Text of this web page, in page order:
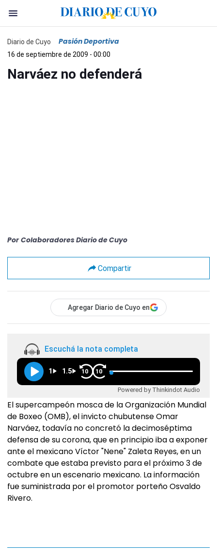
Diario de Cuyo Pasión Deportiva
16 de septiembre de 2009 - 00:00
Narváez no defenderá
Por Colaboradores Diario de Cuyo
Compartir
Agregar Diario de Cuyo en
Escuchá la nota completa
1 1.5 10 10
Powered by Thinkindot Audio
El supercampeón mosca de la Organización Mundial
de Boxeo (OMB), el invicto chubutense Omar
Narváez, todavía no concretó la decimoséptima
defensa de su corona, que en principio iba a exponer
ante el mexicano Víctor "Nene" Zaleta Reyes, en un
combate que estaba previsto para el próximo 3 de
octubre en un escenario mexicano. La información
fue suministrada por el promotor porteño Osvaldo
Rivero.